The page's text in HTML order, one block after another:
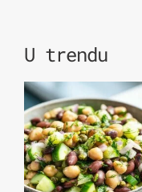
U trendu